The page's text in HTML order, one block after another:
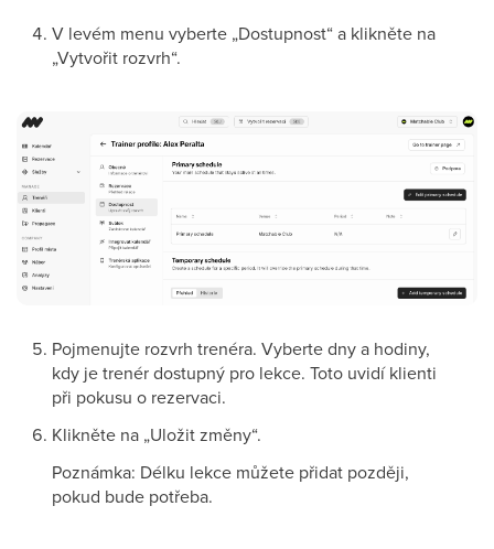
V levém menu vyberte „Dostupnost“ a klikněte na
„Vytvořit rozvrh“.
Pojmenujte rozvrh trenéra. Vyberte dny a hodiny,
kdy je trenér dostupný pro lekce. Toto uvidí klienti
při pokusu o rezervaci.
Klikněte na „Uložit změny“.
Poznámka: Délku lekce můžete přidat později,
pokud bude potřeba.